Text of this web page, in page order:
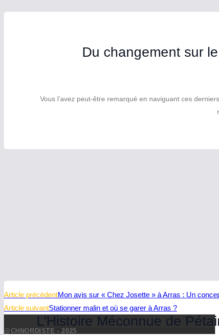
Du changement sur
Vous l’avez peut-être remarqué en naviguant ces
L’Histoire Méconnue de
Read
more
Article précédentMon avis sur « Chez Josette » à Arras : Un
Article suivantStationner malin et où se garer à Arras ?
@CHNORDISTE - 2025